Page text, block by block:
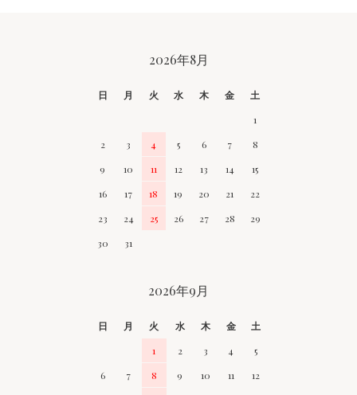
2026年8月
日 月 火 水 木 金
土
1
2
3 4 5 6 7
8
9
10 11 12 13 14
15
16
17 18 19 20 21
22
23
24 25 26 27 28
29
30
31
2026年9月
日 月 火 水 木 金
土
1
2 3 4
5
6
7 8 9 10 11
12